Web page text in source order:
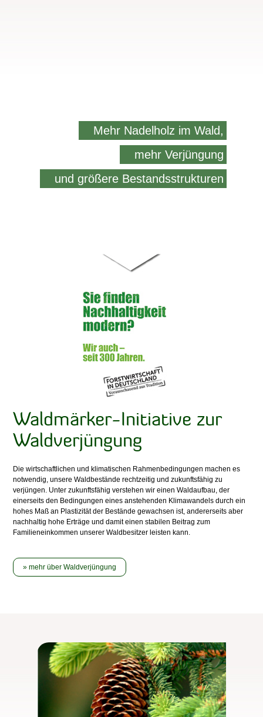
Mehr Nadelholz im Wald,
mehr Verjüngung
und größere Bestandsstrukturen
Waldmärker-Initiative zur
Waldverjüngung
Die wirtschaftlichen und klimatischen Rahmenbedingungen machen es
notwendig, unsere Waldbestände rechtzeitig und zukunftsfähig zu
verjüngen. Unter zukunftsfähig verstehen wir einen Waldaufbau, der
einerseits den Bedingungen eines anstehenden Klimawandels durch ein
hohes Maß an Plastizität der Bestände gewachsen ist, andererseits aber
nachhaltig hohe Erträge und damit einen stabilen Beitrag zum
Familieneinkommen unserer Waldbesitzer leisten kann.
mehr über Waldverjüngung